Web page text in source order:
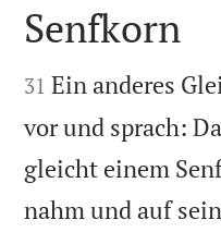

Senfkorn

31 Ein anderes
vor und sprach:
gleicht einem
nahm und auf